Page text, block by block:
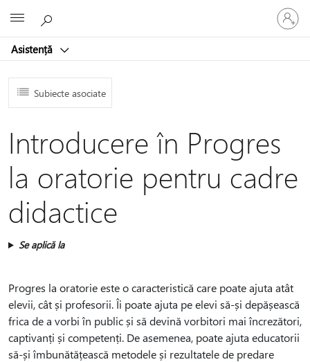
Asistență
vă
la
dvs.
Subiecte asociate
Introducere în Progres
la oratorie pentru cadre
didactice
Se aplică la
Progres la oratorie este o caracteristică care poate ajuta atât
elevii, cât și profesorii. Îi poate ajuta pe elevi să-și depășească
frica de a vorbi în public și să devină vorbitori mai încrezători,
captivanți și competenți. De asemenea, poate ajuta educatorii
să-și îmbunătățească metodele și rezultatele de predare